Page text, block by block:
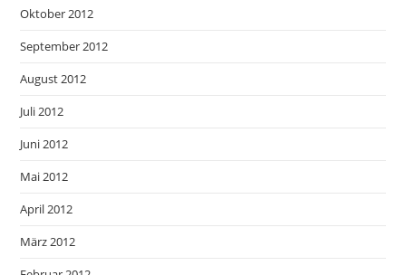
Oktober 2012
September 2012
August 2012
Juli 2012
Juni 2012
Mai 2012
April 2012
März 2012